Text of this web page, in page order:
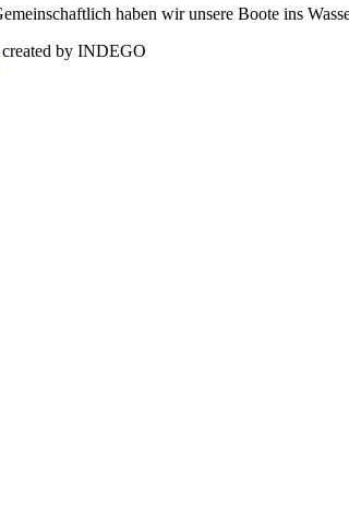
haben wir unsere Boote ins
created by INDEGO